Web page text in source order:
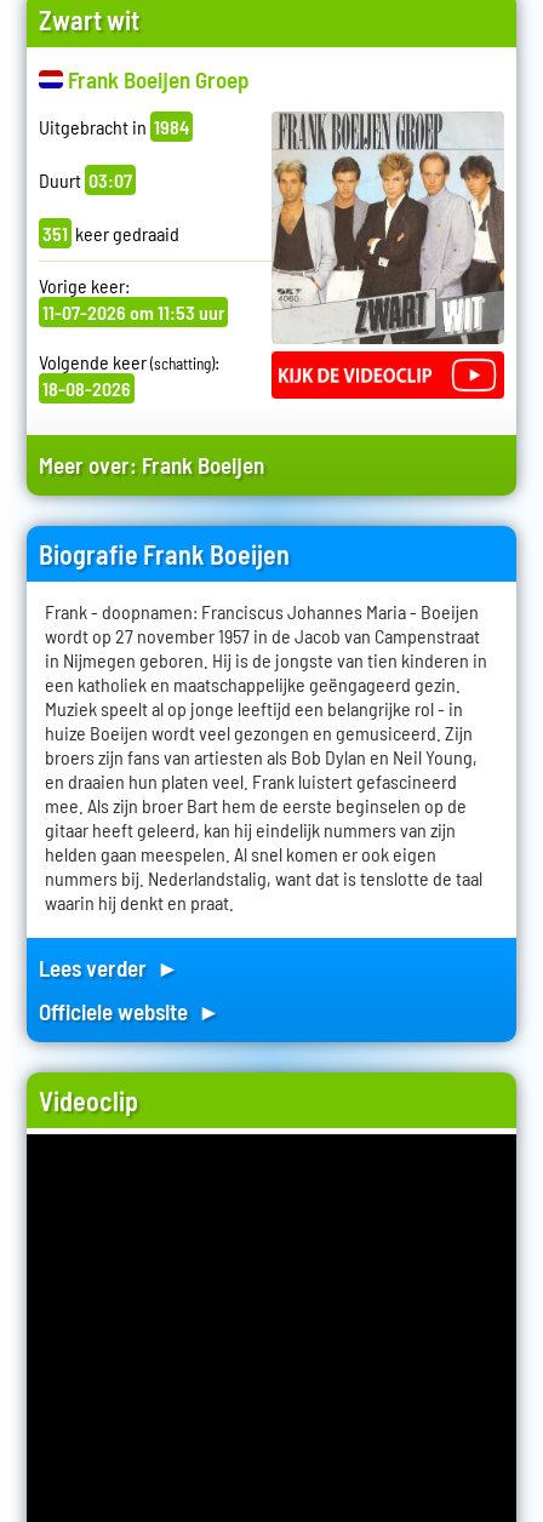
Zwart wit
Frank Boeijen Groep
Uitgebracht in 1984
Duurt 03:07
351 keer gedraaid
Vorige keer:
11-07-2026 om 11:53 uur
Volgende keer(schatting):
18-08-2026
Meer over: Frank Boeijen
Biografie Frank Boeijen
Frank - doopnamen: Franciscus Johannes Maria - Boeijen
wordt op 27 november 1957 in de Jacob van Campenstraat
in Nijmegen geboren. Hij is de jongste van tien kinderen in
een katholiek en maatschappelijke geëngageerd gezin.
Muziek speelt al op jonge leeftijd een belangrijke rol - in
huize Boeijen wordt veel gezongen en gemusiceerd. Zijn
broers zijn fans van artiesten als Bob Dylan en Neil Young,
en draaien hun platen veel. Frank luistert gefascineerd
mee. Als zijn broer Bart hem de eerste beginselen op de
gitaar heeft geleerd, kan hij eindelijk nummers van zijn
helden gaan meespelen. Al snel komen er ook eigen
nummers bij. Nederlandstalig, want dat is tenslotte de taal
waarin hij denkt en praat.
Lees verder ►
Officiele website ►
Videoclip